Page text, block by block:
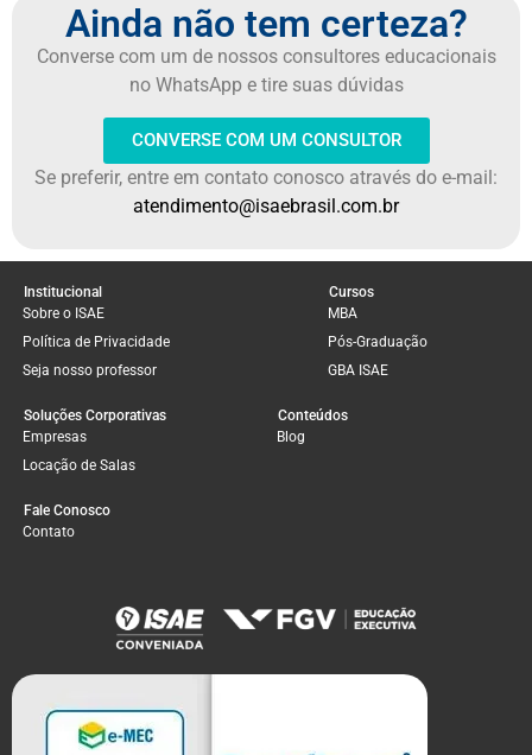
Ainda não tem certeza?
Converse com um de nossos consultores educacionais
no WhatsApp e tire suas dúvidas
CONVERSE COM UM CONSULTOR
Se preferir, entre em contato conosco através do e-mail:
atendimento@isaebrasil.com.br
Institucional
Sobre o ISAE
Política de Privacidade
Seja nosso professor
Cursos
MBA
Pós-Graduação
GBA ISAE
Soluções Corporativas
Empresas
Locação de Salas
Conteúdos
Blog
Fale Conosco
Contato